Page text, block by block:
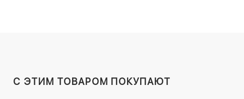
C ЭТИМ ТОВАРОМ ПОКУПАЮТ